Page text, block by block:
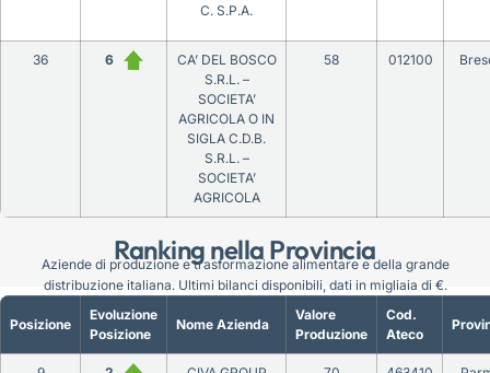
Ranking nella Provincia
C. S.P.A.
36 6
CA’ DEL BOSCO
S.R.L. –
SOCIETA’
AGRICOLA O IN
SIGLA C.D.B.
S.R.L. –
SOCIETA’
AGRICOLA
58 012100
Posizione
Evoluzione
Posizione
Nome Azienda
Valore
Produzione
Cod.
Ateco
Aziende di produzione e trasformazione alimentare e della grande
distribuzione italiana. Ultimi bilanci disponibili, dati in migliaia di €.